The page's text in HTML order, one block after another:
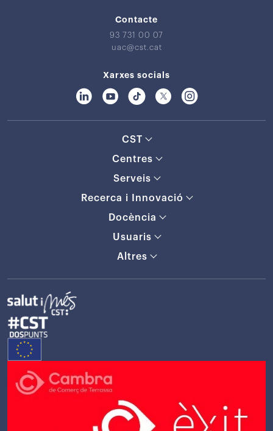
Contacte
93 731 00 07
uac@cst.cat
Xarxes socials
CST
Centres
Serveis
Recerca i Innovació
Docència
Usuaris
Altres